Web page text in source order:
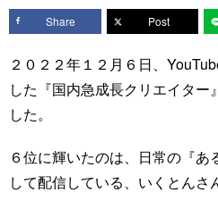
Share
Post
２０２２年１２月６日、
した『国内急成長クリエイター
した。
６位に輝いたのは、日常の『
して配信している、いくとんさ